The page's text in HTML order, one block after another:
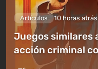
Artículos 10 horas atrás
Juegos similares
acción criminal